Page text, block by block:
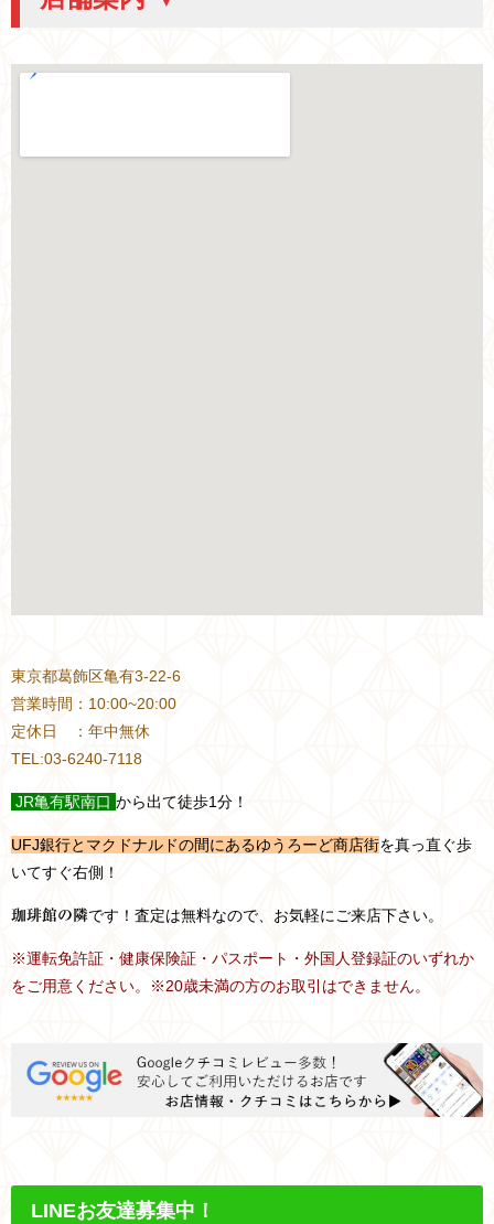
東京都葛飾区亀有3-22-6
営業時間：10:00~20:00
定休日 ：年中無休
TEL:03-6240-7118
JR亀有駅南口 から出て徒歩1分！
UFJ銀行とマクドナルドの間にあるゆうろーど商店街を真っ直ぐ歩
いてすぐ右側！
珈琲館の隣です！査定は無料なので、お気軽にご来店下さい。
※運転免許証・健康保険証・パスポート・外国人登録証のいずれか
をご用意ください。※20歳未満の方のお取引はできません。
LINEお友達募集中！